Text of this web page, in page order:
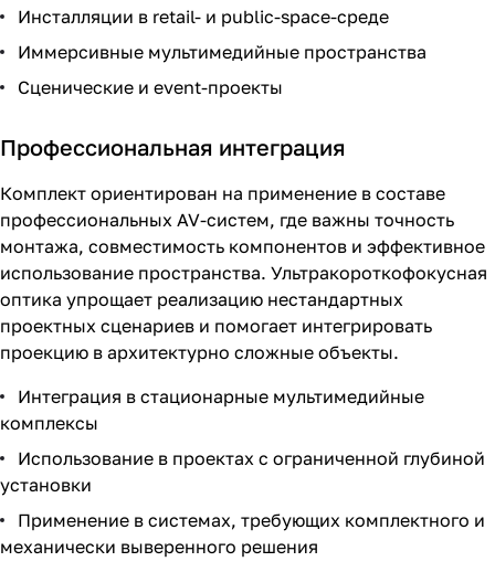
Инсталляции в retail- и public-space-среде
Иммерсивные мультимедийные пространства
Сценические и event-проекты
Профессиональная интеграция
Комплект ориентирован на применение в составе
профессиональных AV-систем, где важны точность
монтажа, совместимость компонентов и эффективное
использование пространства. Ультракороткофокусная
оптика упрощает реализацию нестандартных
проектных сценариев и помогает интегрировать
проекцию в архитектурно сложные объекты.
Интеграция в стационарные мультимедийные
комплексы
Использование в проектах с ограниченной глубиной
установки
Применение в системах, требующих комплектного и
механически выверенного решения